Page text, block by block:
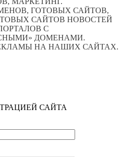
ГОТОВЫХ САЙТОВ,
САЙТОВ НОВОСТЕЙ
С
ДОМЕНАМИ.
НА НАШИХ САЙТАХ.
САЙТА